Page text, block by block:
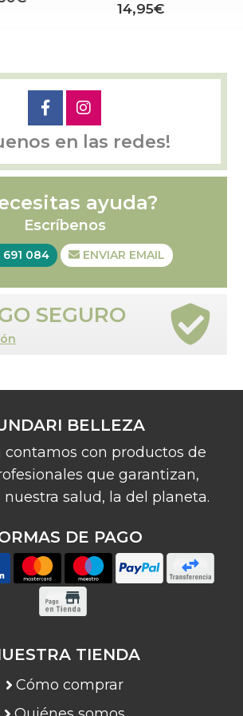
14,95€
en las redes!
ayuda?
Escríbenos
691 084 ENVIAR EMAIL
SEGURO
BELLEZA
contamos con productos de
que garantizan,
salud, la del planeta.
DE PAGO
TIENDA
Cómo comprar